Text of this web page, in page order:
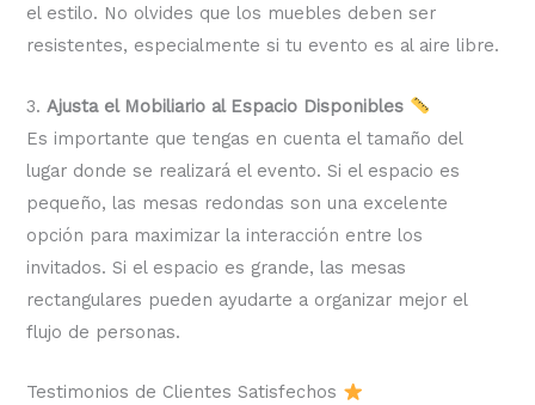
el estilo. No olvides que los muebles deben ser
resistentes, especialmente si tu evento es al aire libre.
3.Ajusta el Mobiliario al Espacio Disponibles
Es importante que tengas en cuenta el tamaño del
lugar donde se realizará el evento. Si el espacio es
pequeño, las mesas redondas son una excelente
opción para maximizar la interacción entre los
invitados. Si el espacio es grande, las mesas
rectangulares pueden ayudarte a organizar mejor el
flujo de personas.
Testimonios de Clientes Satisfechos